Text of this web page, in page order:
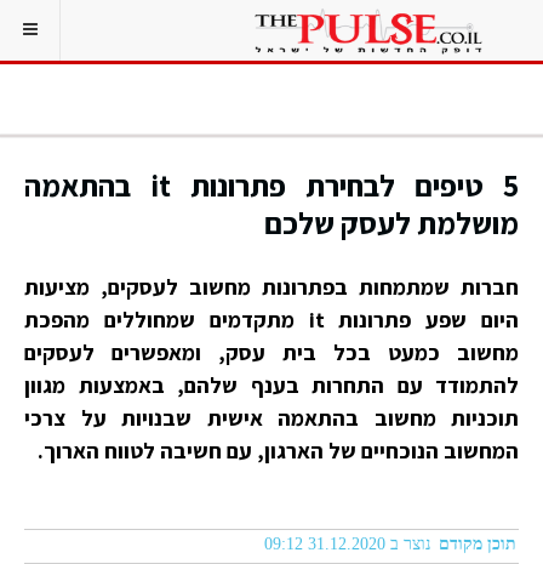
5 טיפים לבחירת פתרונות it בהתאמה
מושלמת לעסק שלכם
חברות שמתמחות בפתרונות מחשוב לעסקים, מציעות
היום שפע פתרונות it מתקדמים שמחוללים מהפכת
מחשוב כמעט בכל בית עסק, ומאפשרים לעסקים
להתמודד עם התחרות בענף שלהם, באמצעות מגוון
תוכניות מחשוב בהתאמה אישית שבנויות על צרכי
המחשוב הנוכחיים של הארגון, עם חשיבה לטווח הארוך.
תוכן מקודם נוצר ב 31.12.2020 09:12